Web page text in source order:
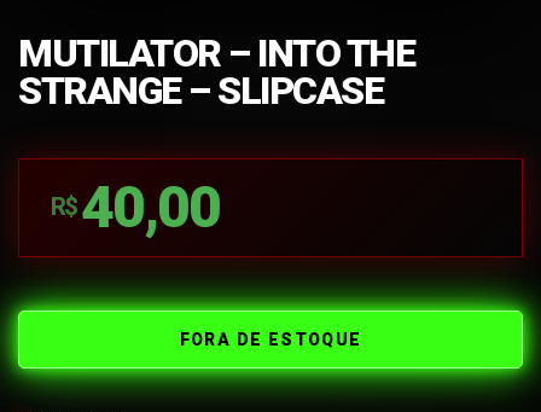
MUTILATOR – INTO THE
STRANGE – SLIPCASE
R$ 40,00
FORA DE ESTOQUE